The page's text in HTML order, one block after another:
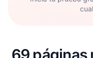
69 páginas